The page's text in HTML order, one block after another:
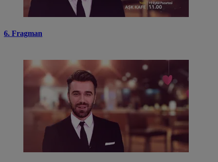
6. Fragman